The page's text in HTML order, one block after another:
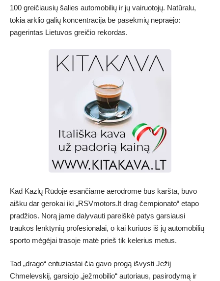
100 greičiausių šalies automobilių ir jų vairuotojų. Natūralu,
tokia arklio galių koncentracija be pasekmių nepraėjo:
pagerintas Lietuvos greičio rekordas.
Kad Kazlų Rūdoje esančiame aerodrome bus karšta, buvo
aišku dar gerokai iki „RSVmotors.lt drag čempionato“ etapo
pradžios. Norą jame dalyvauti pareiškė patys garsiausi
traukos lenktynių profesionalai, o kai kuriuos iš jų automobilių
sporto mėgėjai trasoje matė prieš tik kelerius metus.
Tad „drago“ entuziastai čia gavo progą išvysti Ježij
Chmelevskij, garsiojo „ježmobilio“ autoriaus, pasirodymą ir